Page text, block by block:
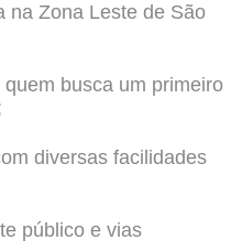
na Zona Leste de São
busca um primeiro
diversas facilidades
público e vias